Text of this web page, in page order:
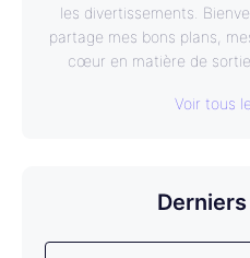
les divertissements.
partage mes bons plans,
cœur en matière de
Voir tous